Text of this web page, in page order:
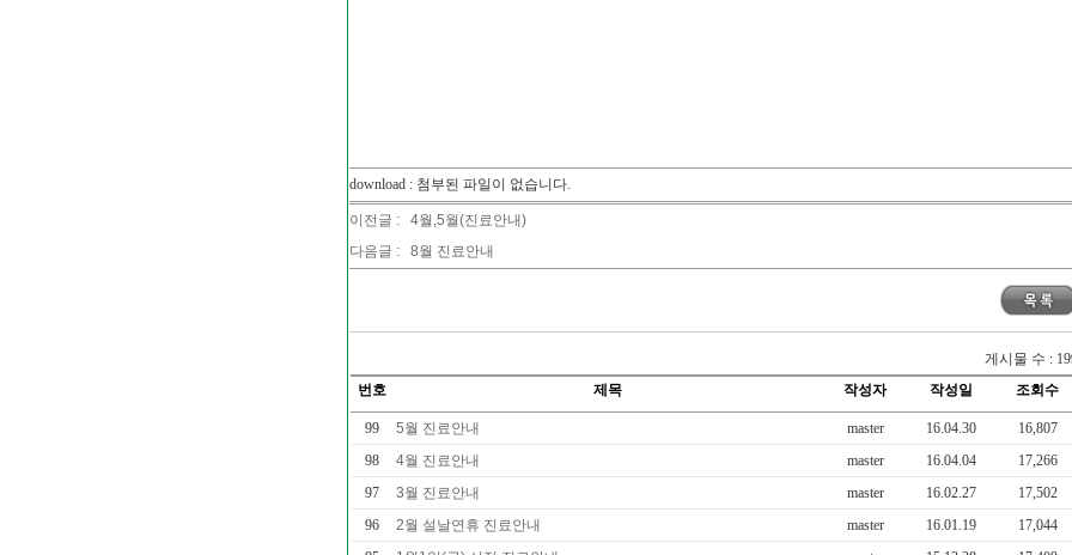
download : 첨부된 파일이 없습니다.
이전글 : 4월,5월(진료안내)
다음글 : 8월 진료안내
게시물 수 :
번호
제목 작성자 작성일 조회수
99 5월 진료안내 master 16.04.30
16,807
98
4월 진료안내 master 16.04.04
17,266
97
3월 진료안내 master 16.02.27
17,502
96
2월 설날연휴 진료안내 master 16.01.19
17,044